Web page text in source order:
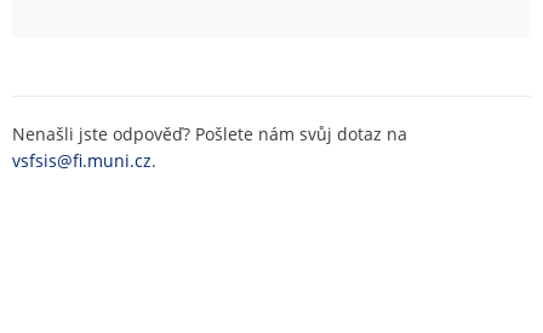
Nenašli jste odpověď? Pošlete nám svůj dotaz na
vsfsis@fi.muni.cz.